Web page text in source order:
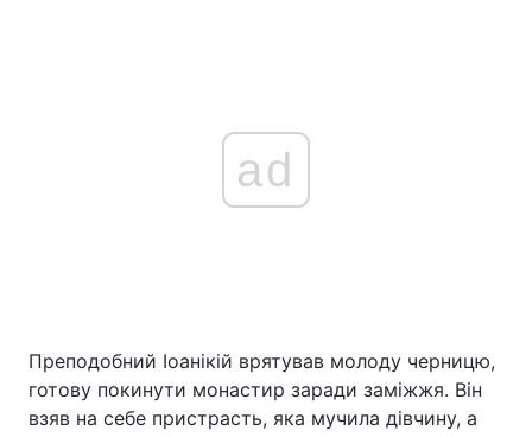
ad
Преподобний Іоанікій врятував молоду черницю,
готову покинути монастир заради заміжжя. Він
взяв на себе пристрасть, яка мучила дівчину, а